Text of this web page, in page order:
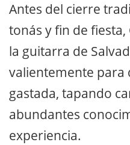
Antes del cierre
tonás y fin de
la guitarra de
valientemente para
gastada, tapando
abundantes
experiencia.